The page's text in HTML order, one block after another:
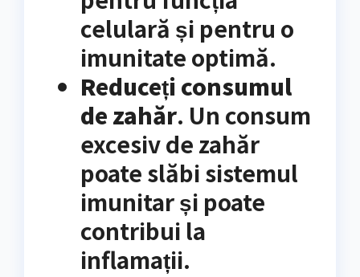
celulară și pentru o
imunitate optimă.
Reduceți consumul
de zahăr. Un consum
excesiv de zahăr
poate slăbi sistemul
imunitar și poate
contribui la
inflamații.